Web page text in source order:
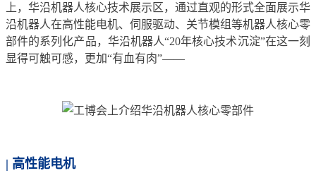
上，华沿机器人核心技术展示区，通过直观的形式全面展示华
沿机器人在高性能电机、伺服驱动、关节模组等机器人核心零
部件的系列化产品，华沿机器人“20年核心技术沉淀”在这一刻
显得可触可感，更加“有血有肉”——
| 高性能电机